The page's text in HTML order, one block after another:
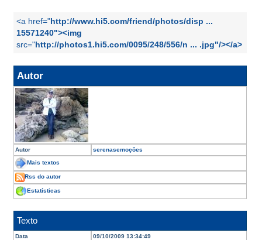
<a href="http://www.hi5.com/friend/photos/disp ...
15571240"><img
src="http://photos1.hi5.com/0095/248/556/n ... .jpg"/></a>
Autor
Autor serenasemoções
Mais textos
Rss do autor
Estatísticas
Texto
Data
09/10/2009 13:34:49